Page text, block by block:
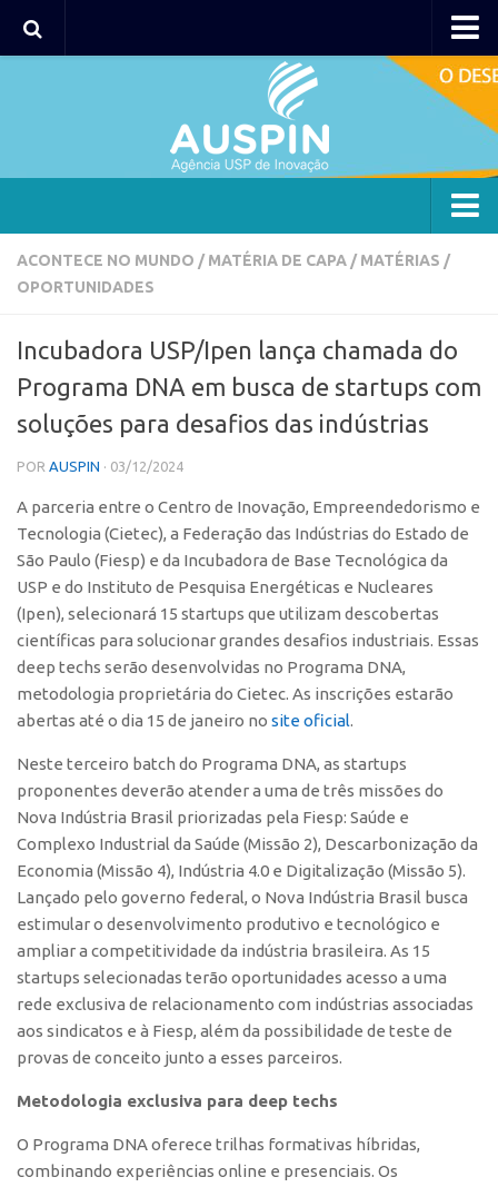
Agência
Institucional
Polo Lorena
Polo Ribeirão Preto
Polo São Carlos
Programas
Bolsa Empreendedorismo
Bolsa Startup USP
PGI-USP
Conexão USP
Leis e Normas
Portal do Inventor
Inteligência Competitiva
Editais
Pesquisa na USP
EMBRAPIIs
CEPIDs
CEPIX
CPEs
INCTs
PRPI/USP
InovaUSP
ACONTECE NO MUNDO / MATÉRIA DE CAPA / MATÉRIAS /
OPORTUNIDADES
Incubadora USP/Ipen lança chamada do
Programa DNA em busca de startups com
soluções para desafios das indústrias
POR AUSPIN · 03/12/2024
A parceria entre o Centro de Inovação, Empreendedorismo e
Tecnologia (Cietec), a Federação das Indústrias do Estado de
São Paulo (Fiesp) e da Incubadora de Base Tecnológica da
USP e do Instituto de Pesquisa Energéticas e Nucleares
(Ipen), selecionará 15 startups que utilizam descobertas
científicas para solucionar grandes desafios industriais. Essas
deep techs serão desenvolvidas no Programa DNA,
metodologia proprietária do Cietec. As inscrições estarão
abertas até o dia 15 de janeiro no site oficial.
Neste terceiro batch do Programa DNA, as startups
proponentes deverão atender a uma de três missões do
Nova Indústria Brasil priorizadas pela Fiesp: Saúde e
Complexo Industrial da Saúde (Missão 2), Descarbonização da
Economia (Missão 4), Indústria 4.0 e Digitalização (Missão 5).
Lançado pelo governo federal, o Nova Indústria Brasil busca
estimular o desenvolvimento produtivo e tecnológico e
ampliar a competitividade da indústria brasileira. As 15
startups selecionadas terão oportunidades acesso a uma
rede exclusiva de relacionamento com indústrias associadas
aos sindicatos e à Fiesp, além da possibilidade de teste de
provas de conceito junto a esses parceiros.
Metodologia exclusiva para deep techs
O Programa DNA oferece trilhas formativas híbridas,
combinando experiências online e presenciais. Os